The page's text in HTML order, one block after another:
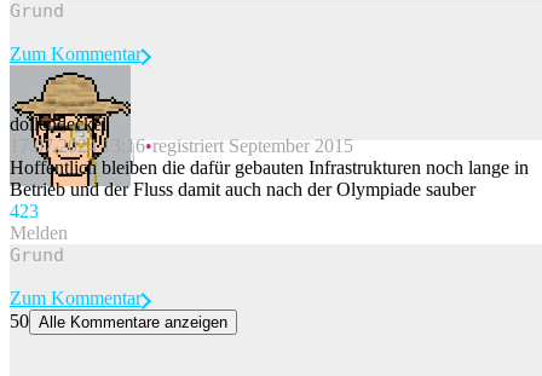
Beitrag melden
Zum Kommentar
dollendeckel
17.07.2024 13:16 registriert September 2015
Hoffentlich bleiben die dafür gebauten Infrastrukturen noch lange in
Betrieb und der Fluss damit auch nach der Olympiade sauber
423
Melden
Zum Kommentar
50 Alle Kommentare anzeigen